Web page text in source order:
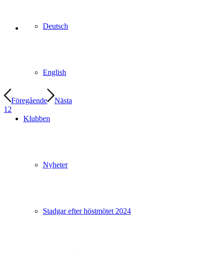
Deutsch
English
Klubben
Nyheter
Stadgar efter höstmötet 2024
Föregående
Nästa
1 2